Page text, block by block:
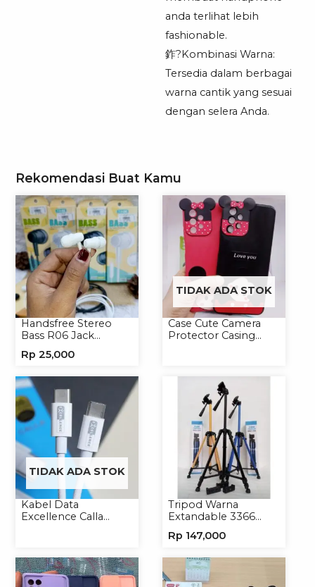
anda terlihat lebih
fashionable.
鈼?Kombinasi Warna:
Tersedia dalam berbagai
warna cantik yang sesuai
dengan selera Anda.
Rekomendasi Buat Kamu
Handsfree Stereo
Bass R06 Jack
Headset Headphone
Rp 25,000
TIDAK ADA STOK
Case Cute Camera
Protector Casing
TIDAK ADA STOK
Kabel Data
Excellence Calla
Tripod Warna
Extandable 3366
Kamera
Rp 147,000